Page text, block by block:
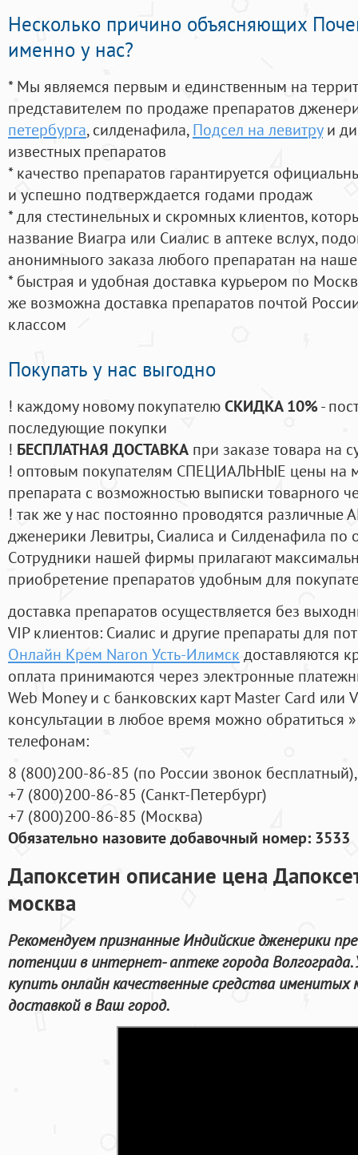
Несколько причино объясняющих
именно у нас?
* Мы являемся первым и единственным на
представителем по продаже препаратов
петербурга, силденафила, Подсел на левитруи
известных препаратов
* качество препаратов гарантируется
и успешно подтверждается годами продаж
* для стестинельных и скромных клиентов,
название Виагра или Сиалис в аптеке вслух,
анонимныого заказа любого препаратан на
* быстрая и удобная доставка курьером по
же возможна доставка препаратов почтой
классом
Покупать у нас выгодно
! каждому новому покупателюСКИДКА 10%-
последующие покупки
! БЕСПЛАТНАЯ ДОСТАВКА при заказе товара на
! оптовым покупателям СПЕЦИАЛЬНЫЕ цены на
препарата с возможностью выписки товарного
! так же у нас постоянно проводятся
дженерики Левитры, Сиалиса и Силденафила по
Cотрудники нашей фирмы прилагают
приобретение препаратов удобным для
доставка препаратов осуществляется без
VIP клиентов: Сиалис и другие препараты для
Онлайн Крем Naron Усть-Илимск доставляются
оплата принимаются через электронные
Web Money и с банковских карт Master Card или
консультации в любое время можно обратиться
телефонам:
8 (800)200-86-85 (по России звонок бесплатный),
+7 (800)200-86-85 (Санкт-Петербург)
+7 (800)200-86-85 (Москва)
Обязательно назовите добавочный номер: 3533
Дапоксетин описание цена
москва
Рекомендуем признанные Индийские дженерики
потенции в интернет- аптеке города
купить онлайн качественные средства именитых
доставкой в Ваш город.